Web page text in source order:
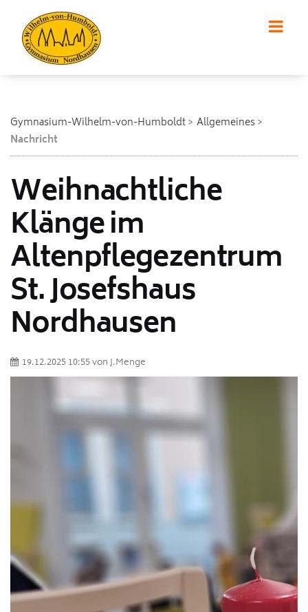
Gymnasium-Wilhelm-von-Humboldt
Allgemeines
Nachricht
Weihnachtliche
Klänge im
Altenpflegezentrum
St. Josefshaus
Nordhausen
19.12.2025 10:55vonJ.Menge